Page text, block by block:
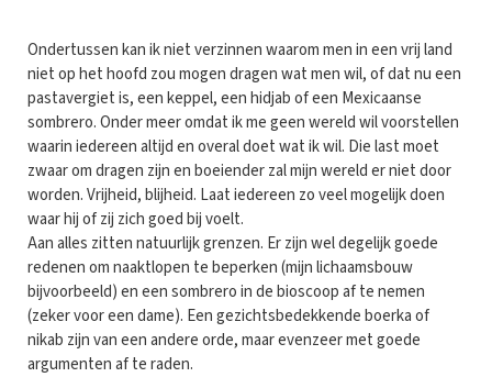
Ondertussen kan ik niet verzinnen waarom men in een vrij land
niet op het hoofd zou mogen dragen wat men wil, of dat nu een
pastavergiet is, een keppel, een hidjab of een Mexicaanse
sombrero. Onder meer omdat ik me geen wereld wil voorstellen
waarin iedereen altijd en overal doet wat ik wil. Die last moet
zwaar om dragen zijn en boeiender zal mijn wereld er niet door
worden. Vrijheid, blijheid. Laat iedereen zo veel mogelijk doen
waar hij of zij zich goed bij voelt.
Aan alles zitten natuurlijk grenzen. Er zijn wel degelijk goede
redenen om naaktlopen te beperken (mijn lichaamsbouw
bijvoorbeeld) en een sombrero in de bioscoop af te nemen
(zeker voor een dame). Een gezichtsbedekkende boerka of
nikab zijn van een andere orde, maar evenzeer met goede
argumenten af te raden.